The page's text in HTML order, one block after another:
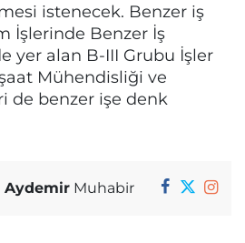
istenecek. Benzer iş
İşlerinde Benzer İş
yer alan B-III Grubu İşler
Mühendisliği ve
de benzer işe denk
Aydemir Muhabir